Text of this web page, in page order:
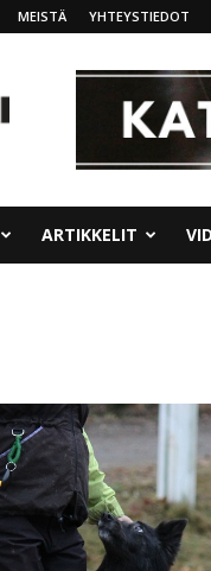
MEISTÄ YHTEYSTIEDOT
ARTIKKELIT